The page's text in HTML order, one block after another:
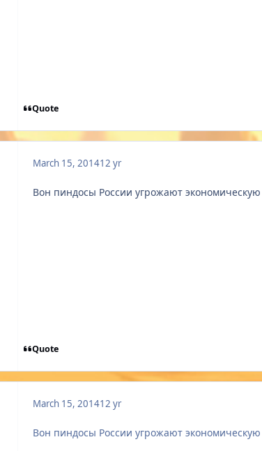
Quote
March 15, 201412 yr
Вон пиндосы России угрожают
Quote
March 15, 201412 yr
Вон пиндосы России угрожают